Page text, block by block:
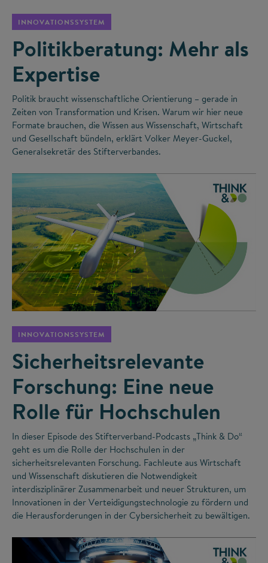
INNOVATIONSSYSTEM
Politikberatung: Mehr als
Expertise
Politik braucht wissenschaftliche Orientierung – gerade in
Zeiten von Transformation und Krisen. Warum wir hier neue
Formate brauchen, die Wissen aus Wissenschaft, Wirtschaft
und Gesellschaft bündeln, erklärt Volker Meyer-Guckel,
Generalsekretär des Stifterverbandes.
INNOVATIONSSYSTEM
Sicherheitsrelevante
Forschung: Eine neue
Rolle für Hochschulen
In dieser Episode des Stifterverband-Podcasts „Think & Do“
geht es um die Rolle der Hochschulen in der
sicherheitsrelevanten Forschung. Fachleute aus Wirtschaft
und Wissenschaft diskutieren die Notwendigkeit
interdisziplinärer Zusammenarbeit und neuer Strukturen, um
Innovationen in der Verteidigungstechnologie zu fördern und
die Herausforderungen in der Cybersicherheit zu bewältigen.